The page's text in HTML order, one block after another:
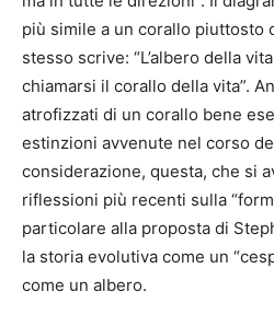
più simile a un corallo piuttosto
stesso scrive: “L’albero della
chiamarsi il corallo della vita”.
atrofizzati di un corallo bene
estinzioni avvenute nel corso
considerazione, questa, che si
riflessioni più recenti sulla
particolare alla proposta di
la storia evolutiva come un
come un albero.